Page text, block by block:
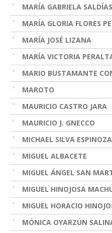
MARÍA GABRIELA
MARÍA GLORIA FLORES
MARÍA JOSÉ LIZANA
MARÍA VICTORIA
MARIO BUSTAMANTE
MAROTO
MAURICIO CASTRO JARA
MAURICIO J. GNECCO
MICHAEL SILVA ESPINOZA
MIGUEL ALBACETE
MIGUEL ÁNGEL SAN
MIGUEL HINOJOSA
MIGUEL HORACIO
MÓNICA OYARZÚN